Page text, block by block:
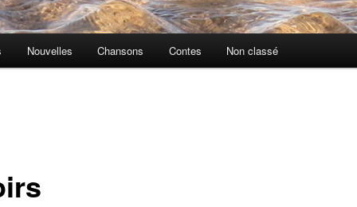
Nouvelles Chansons Contes Non classé